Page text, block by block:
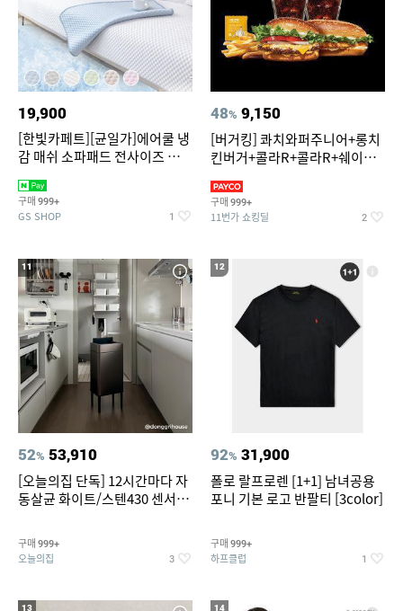
19,900
[한빛카페트][균일가]에어쿨 냉
감 매쉬 소파패드 전사이즈 균일
구매 999+
GS SHOP 1
48% 9,150
[버거킹] 콰치와퍼주니어+롱치
킨버거+콜라R+콜라R+쉐이킹
구매 999+
11번가 쇼킹딜 2
11
52% 53,910
[오늘의집 단독] 12시간마다 자
동살균 화이트/스텐430 센서휴
구매 999+
오늘의집 3
12
92% 31,900
폴로 랄프로렌 [1+1] 남녀공용
포니 기본 로고 반팔티 [3color]
구매 999+
하프클럽 1
13 14